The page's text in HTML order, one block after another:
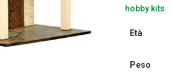
hobby kits
Età
Peso